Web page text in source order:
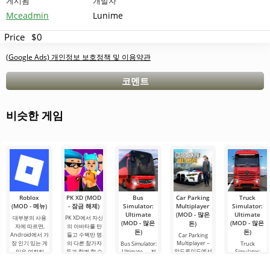
Mceadmin Lunime
Price $0
(Google Ads) 개인정보 보호정책 및 이용약관
코멘트
비슷한 게임
Roblox
(MOD - 메뉴)
대부분의 사용
자에 따르면,
Android에서 가
장 인기 있는 게
임은 여전히
PK XD (MOD
- 잠금 해제)
PK XD에서 자신
의 아바타를 만
들고 수백만 명
의 다른 참가자
들과 함께 할 수
Bus
Simulator:
Ultimate
(MOD - 많은
돈)
Bus Simulator:
Ultimate — 전
Car Parking
Multiplayer
(MOD - 많은
돈)
Car Parking
Multiplayer –
안드로이드에서
Truck
Simulator:
Ultimate
(MOD - 많은
돈)
Truck
Simulator: